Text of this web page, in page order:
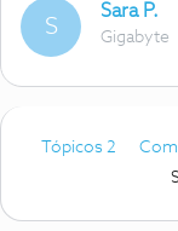
S
Sara P.
Gigabyte
Tópicos 2